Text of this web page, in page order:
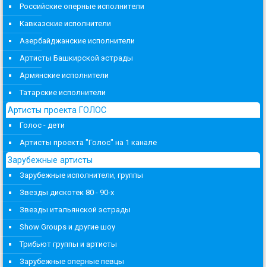
Российские оперные исполнители
Кавказские исполнители
Азербайджанские исполнители
Артисты Башкирской эстрады
Армянские исполнители
Татарские исполнители
Артисты проекта ГОЛОС
Голос - дети
Артисты проекта "Голос" на 1 канале
Зарубежные артисты
Зарубежные исполнители, группы
Звезды дискотек 80 - 90-х
Звезды итальянской эстрады
Show Groups и другие шоу
Трибьют группы и артисты
Зарубежные оперные певцы